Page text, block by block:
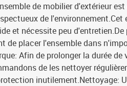
de mobilier d'extérieur
de l'environnement.Cet
et nécessite peu
de placer l'ensemble dans
Afin de prolonger la durée de
de les nettoyer
inutilement.Nettoyage: